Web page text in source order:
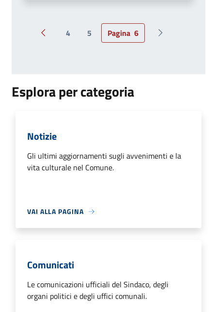
Pagina precedente
4 5 Pagina 6 Pagina
Esplora per categoria
Notizie
Gli ultimi aggiornamenti sugli avvenimenti e la
vita culturale nel Comune.
VAI ALLA PAGINA
Comunicati
Le comunicazioni ufficiali del Sindaco, degli
organi politici e degli uffici comunali.